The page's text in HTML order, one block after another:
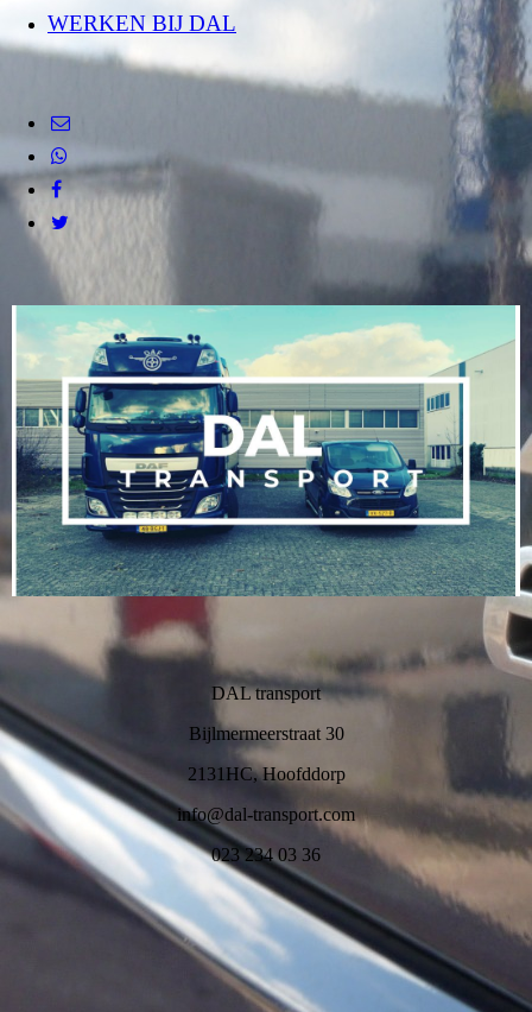
WERKEN BIJ DAL
DAL transport
Bijlmermeerstraat 30
2131HC, Hoofddorp
info@dal-transport.com
023 234 03 36